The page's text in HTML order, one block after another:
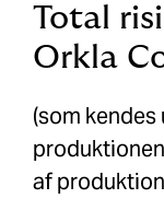
Total
Orkla
(som
af